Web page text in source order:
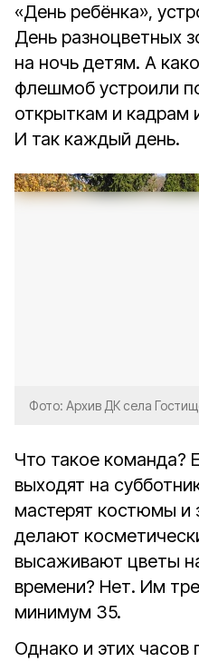
«День ребёнка»,
День разноцветных
на ночь детям. А
флешмоб устроили
открыткам и кадрам
И так каждый день.
Фото: Архив ДК села
Что такое команда?
выходят на
мастерят костюмы и
делают
высаживают цветы
времени? Нет. Им
минимум 35.
Однако и этих часов